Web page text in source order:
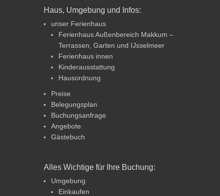
Haus, Umgebung und Infos:
unser Ferienhaus
Ferienhaus Außenbereich Makkum –
Terrassen, Garten und IJsselmeer
Ferienhaus innen
Kinderausstattung
Hausordnung
Preise
Belegungsplan
Buchungsanfrage
Angebote
Gästebuch
Alles Wichtige für Ihre Buchung:
Umgebung
Einkaufen